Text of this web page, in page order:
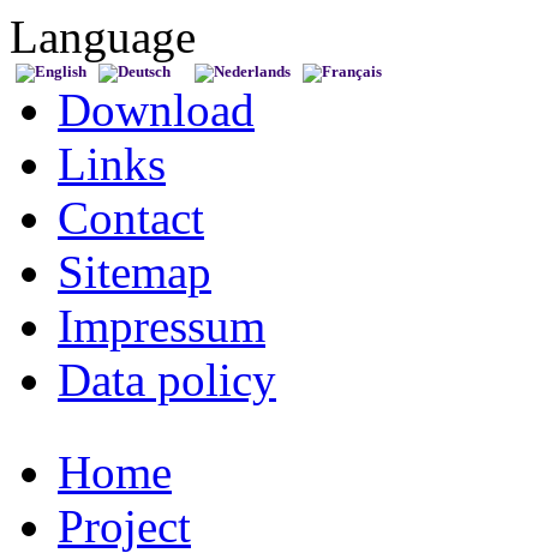
Language
Download
Links
Contact
Sitemap
Impressum
Data policy
Home
Project